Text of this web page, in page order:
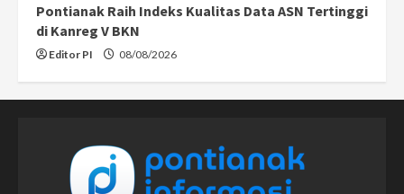
Pontianak Raih Indeks Kualitas Data ASN Tertinggi
di Kanreg V BKN
Editor PI 08/08/2026